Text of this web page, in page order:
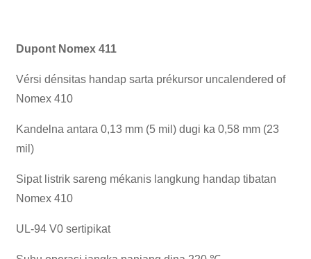
Dupont Nomex 411
Vérsi dénsitas handap sarta prékursor uncalendered of
Nomex 410
Kandelna antara 0,13 mm (5 mil) dugi ka 0,58 mm (23
mil)
Sipat listrik sareng mékanis langkung handap tibatan
Nomex 410
UL-94 V0 sertipikat